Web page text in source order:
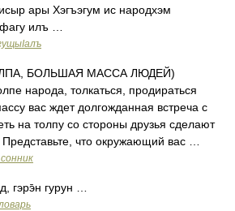
ары Хэгъэгум ис народхэм
илъ …
БОЛЬШАЯ МАССА ЛЮДЕЙ)
народа, толкаться, продираться
вас ждет долгожданная встреча с
на толпу со стороны друзья сделают
что окружающий вас …
гэрэ̄н гурун …